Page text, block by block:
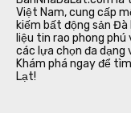
Việt Nam, cung cấp
kiếm bất động sản
liệu tin rao phong
các lựa chọn đa dạng
Khám phá ngay để
Lạt!